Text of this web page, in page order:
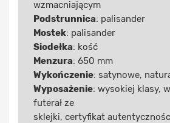
wzmacniającym
Podstrunnica: palisander
Mostek: palisander
Siodełka: kość
Menzura: 650 mm
Wykończenie: satynowe,
Wyposażenie: wysokiej klasy,
futerał ze
sklejki, certyfikat